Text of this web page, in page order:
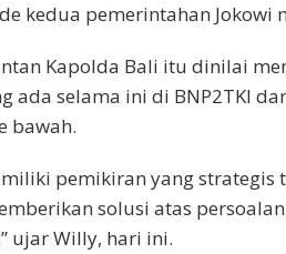
kedua pemerintahan Jokowi
Kapolda Bali itu dinilai
ada selama ini di BNP2TKI
bawah.
pemikiran yang strategis
solusi atas
ujar Willy, hari ini.